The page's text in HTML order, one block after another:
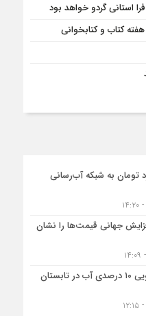
استانی گردو خواهد بود
کتاب و کتابخوانی
میلیارد تومان به شبکه آب‌رسانی
جهانی قیمت‌ها را نشان
ضرورت صرفه‌جویی ۱۰ درصدی آب در تابستان